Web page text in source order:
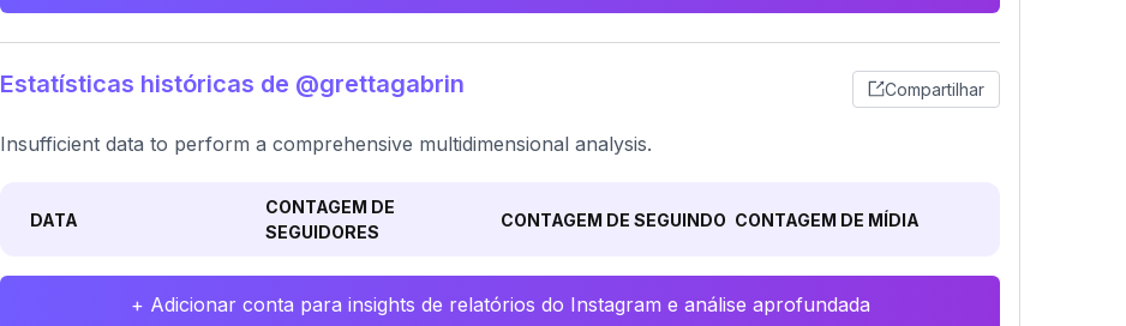
Estatísticas históricas de @grettagabrin Compartilhar
Insufficient data to perform a comprehensive multidimensional analysis.
DATA
CONTAGEM DE
SEGUIDORES
CONTAGEM DE SEGUINDO CONTAGEM DE MÍDIA
+ Adicionar conta para insights de relatórios do Instagram e análise aprofundada